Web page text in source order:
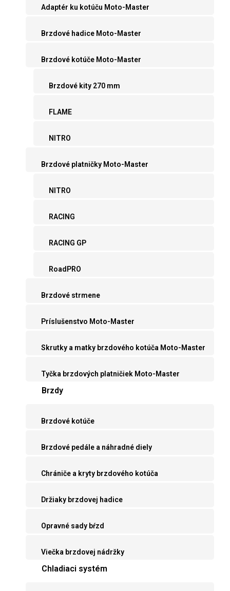
Adaptér ku kotúču Moto-Master
Brzdové hadice Moto-Master
Brzdové kotúče Moto-Master
Brzdové kity 270 mm
FLAME
NITRO
Brzdové platničky Moto-Master
NITRO
RACING
RACING GP
RoadPRO
Brzdové strmene
Príslušenstvo Moto-Master
Skrutky a matky brzdového kotúča Moto-Master
Tyčka brzdových platničiek Moto-Master
Brzdy
Brzdové kotúče
Brzdové pedále a náhradné diely
Chrániče a kryty brzdového kotúča
Držiaky brzdovej hadice
Opravné sady bŕzd
Viečka brzdovej nádržky
Chladiaci systém